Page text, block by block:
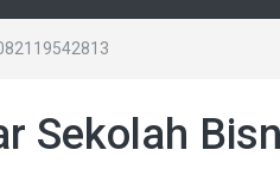
Sekolah